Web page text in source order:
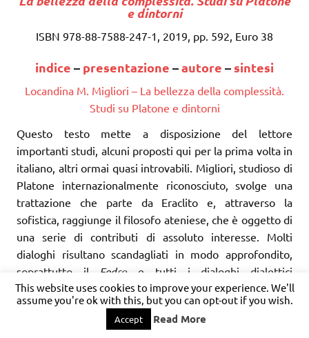
e dintorni
ISBN 978-88-7588-247-1, 2019, pp. 592, Euro 38
indice – presentazione –autore – sintesi
Locandina M. Migliori – La bellezza della complessità.
Studi su Platone e dintorni
Questo testo mette a disposizione del lettore
importanti studi, alcuni proposti qui per la prima volta in
italiano, altri ormai quasi introvabili. Migliori, studioso di
Platone internazionalmente riconosciuto, svolge una
trattazione che parte da Eraclito e, attraverso la
sofistica, raggiunge il filosofo ateniese, che è oggetto di
una serie di contributi di assoluto interesse. Molti
dialoghi risultano scandagliati in modo approfondito,
soprattutto il Fedroe tutti i dialoghi dialettici
(Parmenide,Sofista,PoliticoeFilebo). In effetti, Migliori
ha un particolare interesse per la dialettica, il che spiega
gli studi su Eraclito e Gorgia. La dialettica è alla base
This website uses cookies to improve your experience. We'll
assume you're ok with this, but you can opt-out if you wish.
Accept Read More